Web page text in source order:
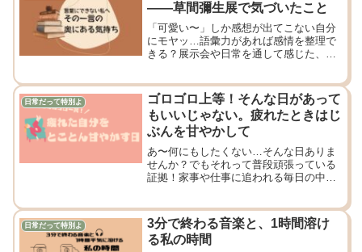
——草間彌生展で気づいたこと
「可愛い〜」しか感想が出てこない自分
にモヤッ…語彙力があれば感情を整理で
きる？展示会や日常を通して感じた、言
日常だって特別よ
ゴロゴロ上等！そんな日があって
もいいじゃない。疲れたときはじ
ぶんを甘やかして
あ〜何にもしたくない…そんな日ありま
せんか？でもそれって普段頑張っている
証拠！家事や仕事に追われる毎日の中
そんな日の過ごし方を書いてみました。
皆さんの心が軽くなりますように。
日常だって特別よ
3分で終わる音楽と、1時間溶け
る私の時間